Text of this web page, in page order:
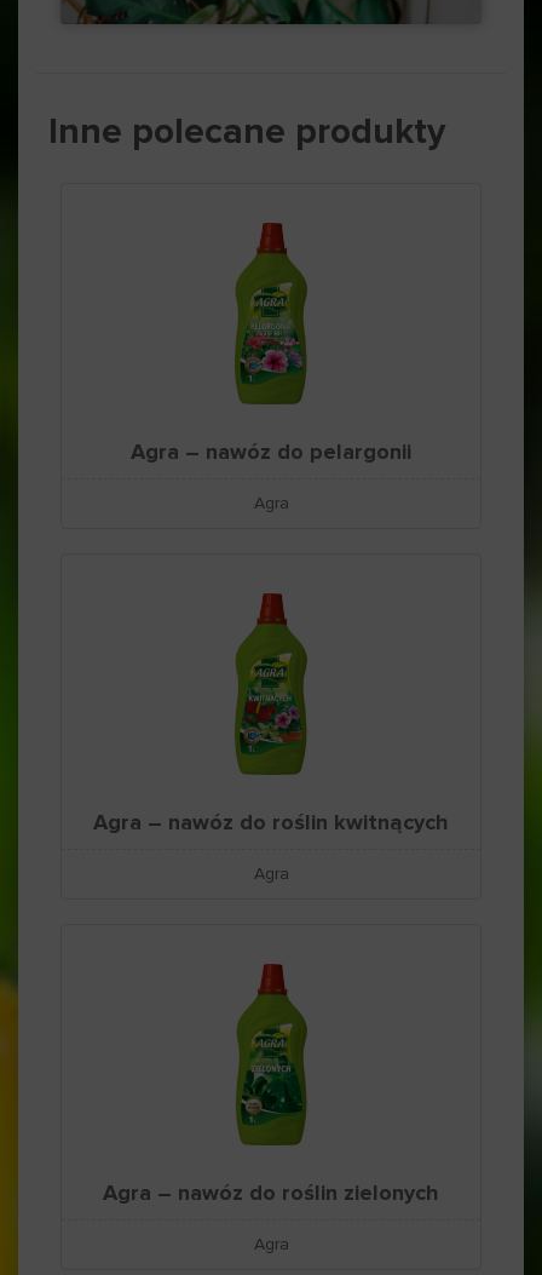
Inne polecane produkty
Agra – nawóz do pelargonii
Agra
Agra – nawóz do roślin kwitnących
Agra
Agra – nawóz do roślin zielonych
Agra